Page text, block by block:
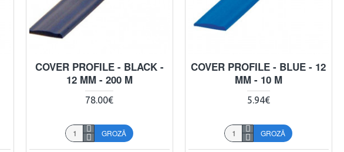
COVER PROFILE - BLACK -
12 MM - 200 M
78.00€
GROZĀ
COVER PROFILE - BLUE - 12
MM - 10 M
5.94€
GROZĀ